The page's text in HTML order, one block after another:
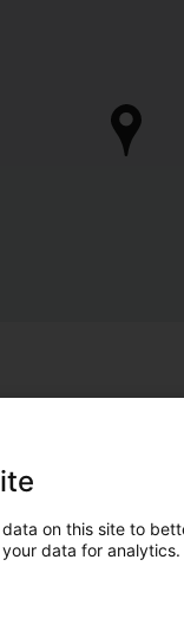
on this site to
data for